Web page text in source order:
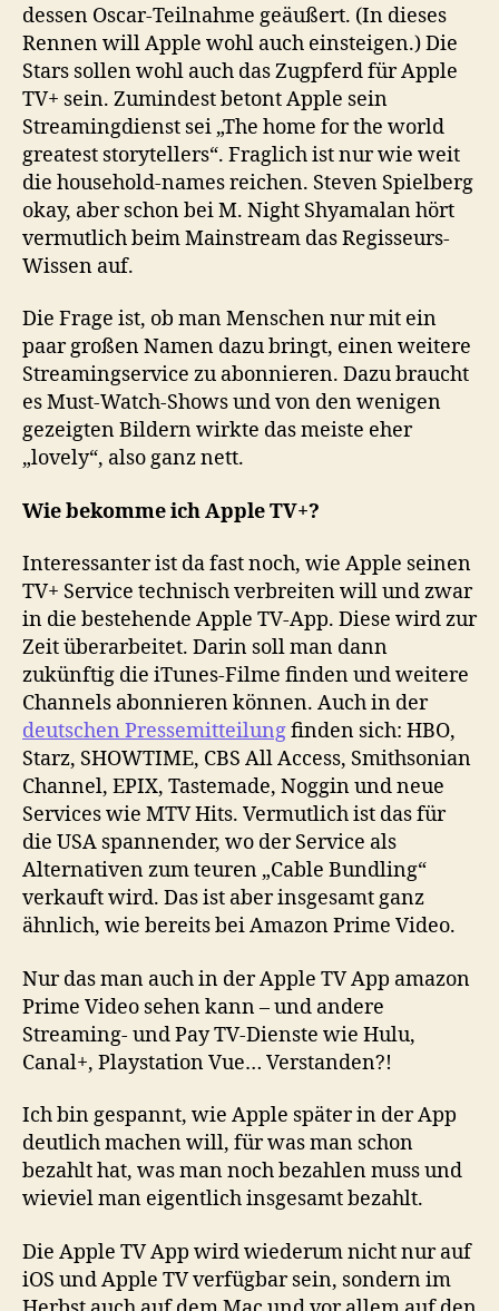
dessen Oscar-Teilnahme geäußert. (In dieses
Rennen will Apple wohl auch einsteigen.) Die
Stars sollen wohl auch das Zugpferd für Apple
TV+ sein. Zumindest betont Apple sein
Streamingdienst sei „The home for the world
greatest storytellers“. Fraglich ist nur wie weit
die household-names reichen. Steven Spielberg
okay, aber schon bei M. Night Shyamalan hört
vermutlich beim Mainstream das Regisseurs-
Wissen auf.
Die Frage ist, ob man Menschen nur mit ein
paar großen Namen dazu bringt, einen weitere
Streamingservice zu abonnieren. Dazu braucht
es Must-Watch-Shows und von den wenigen
gezeigten Bildern wirkte das meiste eher
„lovely“, also ganz nett.
Wie bekomme ich Apple TV+?
Interessanter ist da fast noch, wie Apple seinen
TV+ Service technisch verbreiten will und zwar
in die bestehende Apple TV-App. Diese wird zur
Zeit überarbeitet. Darin soll man dann
zukünftig die iTunes-Filme finden und weitere
Channels abonnieren können. Auch in der
deutschen Pressemitteilungfinden sich: HBO,
Starz, SHOWTIME, CBS All Access, Smithsonian
Channel, EPIX, Tastemade, Noggin und neue
Services wie MTV Hits. Vermutlich ist das für
die USA spannender, wo der Service als
Alternativen zum teuren „Cable Bundling“
verkauft wird. Das ist aber insgesamt ganz
ähnlich, wie bereits bei Amazon Prime Video.
Nur das man auch in der Apple TV App amazon
Prime Video sehen kann – und andere
Streaming- und Pay TV-Dienste wie Hulu,
Canal+, Playstation Vue… Verstanden?!
Ich bin gespannt, wie Apple später in der App
deutlich machen will, für was man schon
bezahlt hat, was man noch bezahlen muss und
wieviel man eigentlich insgesamt bezahlt.
Die Apple TV App wird wiederum nicht nur auf
iOS und Apple TV verfügbar sein, sondern im